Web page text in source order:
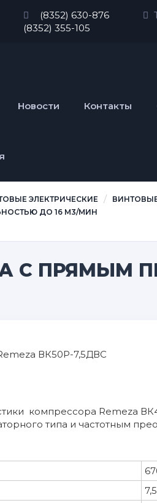
(8352) 630-876
(8352) 355-105
Новости Контакты
ЭЛЕКТРИЧЕСКИЕ
ДО 16 М3/МИН
C ПРЯМЫМ
ВК50Р-7,5ДВС
компрессора Remeza
типа и частотным
7,5